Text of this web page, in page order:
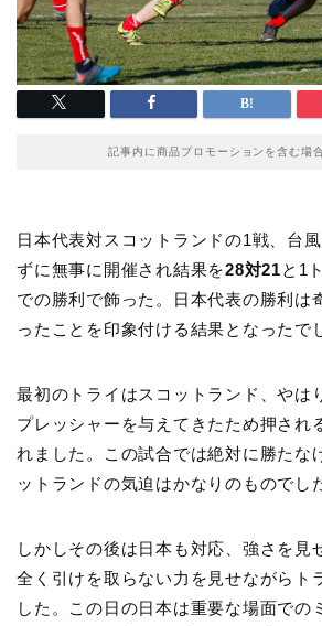
記事内に商品プロモーションを含む場
日本代表対スコットランドの1戦、台
ずに無事に開催され結果を28対21と1
での勝利で飾った。日本代表の勝利は
ったことを印象付ける結果となったで
最初のトライはスコットランド、やは
プレッシャーを与えてきたため押され
れました。この試合では絶対に勝たな
ットランドの気迫はかなりのものでし
しかしその後は日本も対応、強さを見
全く引けを取らない力を見せながらト
した。この日の日本は重要な場面での